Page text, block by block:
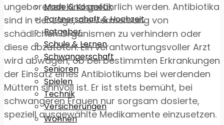
Mode & Kosmetik
Partnerschaft & Hochzeit
Ratgeber
Schule & Lernen
Schwangerschaft
Senioren
Spielen
Technik
Versicherungen
Wohnen
ungeborenen Kind gefährlich werden. Antibiotika
sind in der Lage, die Vermehrung von
schädlichen Organismen zu verhindern oder
diese abzutöten. Ein verantwortungsvoller Arzt
wird abwägen, ob bei bestimmten Erkrankungen
der Einsatz eines Antibiotikums bei werdenden
Müttern sinnvoll ist. Er ist stets bemüht, bei
schwangeren Frauen nur sorgsam dosierte,
speziell ausgewählte Medikamente einzusetzen.